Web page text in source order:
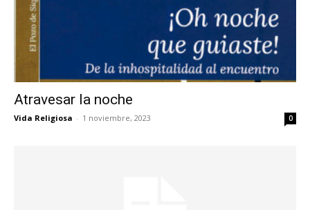
Atravesar la noche
Vida Religiosa - 1 noviembre, 2023 0